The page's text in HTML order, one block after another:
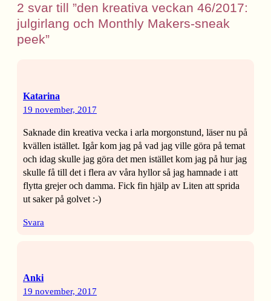
2 svar till ”den kreativa veckan 46/2017:
julgirlang och Monthly Makers-sneak
peek”
Katarina
19 november, 2017
Saknade din kreativa vecka i arla morgonstund, läser nu på
kvällen istället. Igår kom jag på vad jag ville göra på temat
och idag skulle jag göra det men istället kom jag på hur jag
skulle få till det i flera av våra hyllor så jag hamnade i att
flytta grejer och damma. Fick fin hjälp av Liten att sprida
ut saker på golvet :-)
Svara
Anki
19 november, 2017